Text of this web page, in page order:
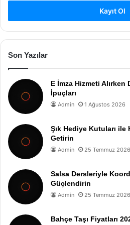
Kayıt Ol
Son Yazılar
E İmza Hizmeti Alırken
İpuçları
Admin 1 Ağustos 2026
Şık Hediye Kutuları ile
Getirin
Admin 25 Temmuz 2026
Salsa Dersleriyle
Güçlendirin
Admin 25 Temmuz 2026
Bahçe Taşı Fiyatları